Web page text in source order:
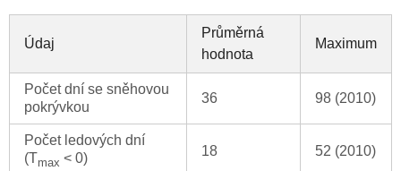
Údaj
Průměrná
hodnota
Maximum
Počet dní se sněhovou
pokrývkou
36 98 (2010)
Počet ledových dní
(Tmax < 0) 18 52 (2010)